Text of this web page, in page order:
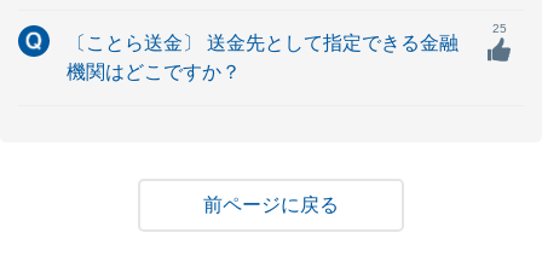
〔ことら送金〕 送金先として指定できる金融
機関はどこですか？
25
戻る